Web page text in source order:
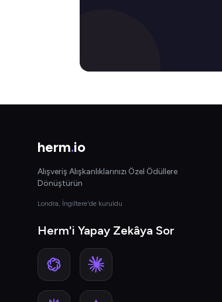
herm.io
Alışveriş Alışkanlıklarınızı Özel Ödüllere
Dönüştürün
Londra, İngiltere'de kuruldu
Herm'i Yapay Zekâya Sor